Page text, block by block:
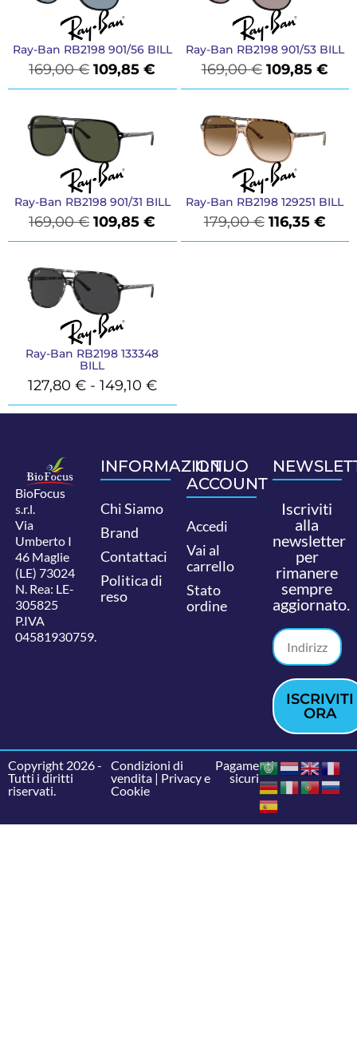
Ray-Ban RB2198 901/56 BILL
169,00€ 109,85€
Ray-Ban RB2198 901/53 BILL
169,00€ 109,85 €
Ray-Ban RB2198 901/31 BILL
169,00€ 109,85€
Ray-Ban RB2198 129251 BILL
179,00€ 116,35 €
Ray-Ban RB2198 133348
BILL
127,80 € - 149,10 €
BioFocus
s.r.l.
Via
Umberto I
46 Maglie
(LE) 73024
N. Rea: LE-
305825
P.IVA
04581930759.
INFORMAZIONI
Chi Siamo
Brand
Contattaci
Politica di
reso
IL TUO
ACCOUNT
Accedi
Vai al
carrello
Stato
ordine
Iscriviti
alla
newsletter
per
rimanere
sempre
aggiornato.
ISCRIVITI
ORA
Copyright 2026 -
Tutti i diritti
riservati.
Condizioni di
vendita| Privacy e
Cookie
Pagamenti
sicuri